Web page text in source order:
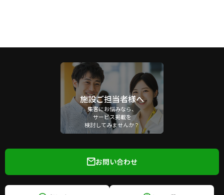
施設ご担当者様へ
集客にお悩みなら、
サービス掲載を
検討してみませんか？
お問い合わせ